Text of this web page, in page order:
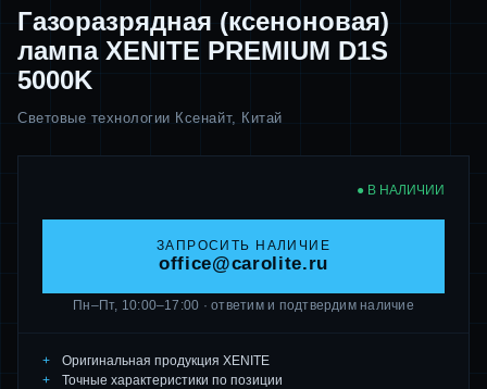
Газоразрядная (ксеноновая)
лампа XENITE PREMIUM D1S
5000K
Световые технологии Ксенайт, Китай
● В НАЛИЧИИ
ЗАПРОСИТЬ НАЛИЧИЕ
office@carolite.ru
Пн–Пт, 10:00–17:00 · ответим и подтвердим наличие
Оригинальная продукция XENITE
Точные характеристики по позиции